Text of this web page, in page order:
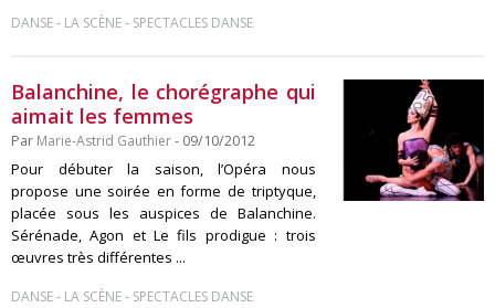
DANSE- LA SCÈNE- SPECTACLES DANSE
Balanchine, le chorégraphe qui
aimait les femmes
Par Marie-Astrid Gauthier- 09/10/2012
Pour débuter la saison, l’Opéra nous
propose une soirée en forme de triptyque,
placée sous les auspices de Balanchine.
Sérénade, Agon et Le fils prodigue : trois
œuvres très différentes ...
DANSE- LA SCÈNE- SPECTACLES DANSE